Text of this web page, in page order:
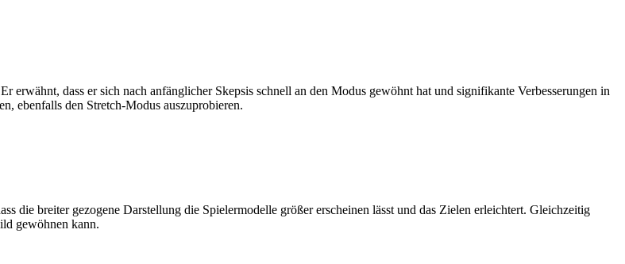
dass er sich nach anfänglicher Skepsis schnell an den Modus gewöhnt hat und signifikante Verbesserungen in
ebenfalls den Stretch-Modus auszuprobieren.
die breiter gezogene Darstellung die Spielermodelle größer erscheinen lässt und das Zielen erleichtert. Gleichzeitig
gewöhnen kann.